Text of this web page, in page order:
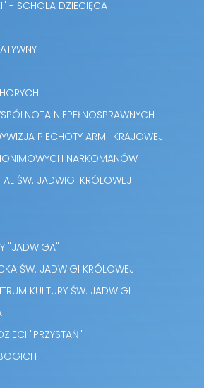
- SCHOLA DZIECIĘCA
NIEPEŁNOSPRAWNYCH
PIECHOTY ARMII KRAJOWEJ
NARKOMANÓW
ŚW. JADWIGI KRÓLOWEJ
"JADWIGA"
ŚW. JADWIGI KRÓLOWEJ
KULTURY ŚW. JADWIGI
"PRZYSTAŃ"